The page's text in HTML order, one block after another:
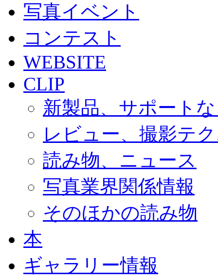
写真イベント
コンテスト
WEBSITE
CLIP
新製品、サポート
レビュー、撮影テ
読み物、ニュース
写真業界関係情報
そのほかの読み物
本
ギャラリー情報